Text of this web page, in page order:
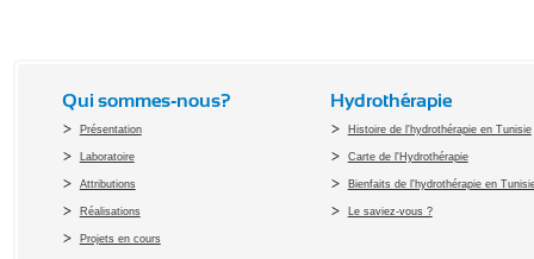
Qui sommes-nous?
Présentation
Laboratoire
Attributions
Réalisations
Projets en cours
Hydrothérapie
Histoire de l'hydrothérapie en Tunisie
Carte de l'Hydrothérapie
Bienfaits de l'hydrothérapie en
Le saviez-vous ?